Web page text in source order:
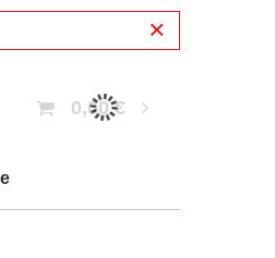
0,00 €